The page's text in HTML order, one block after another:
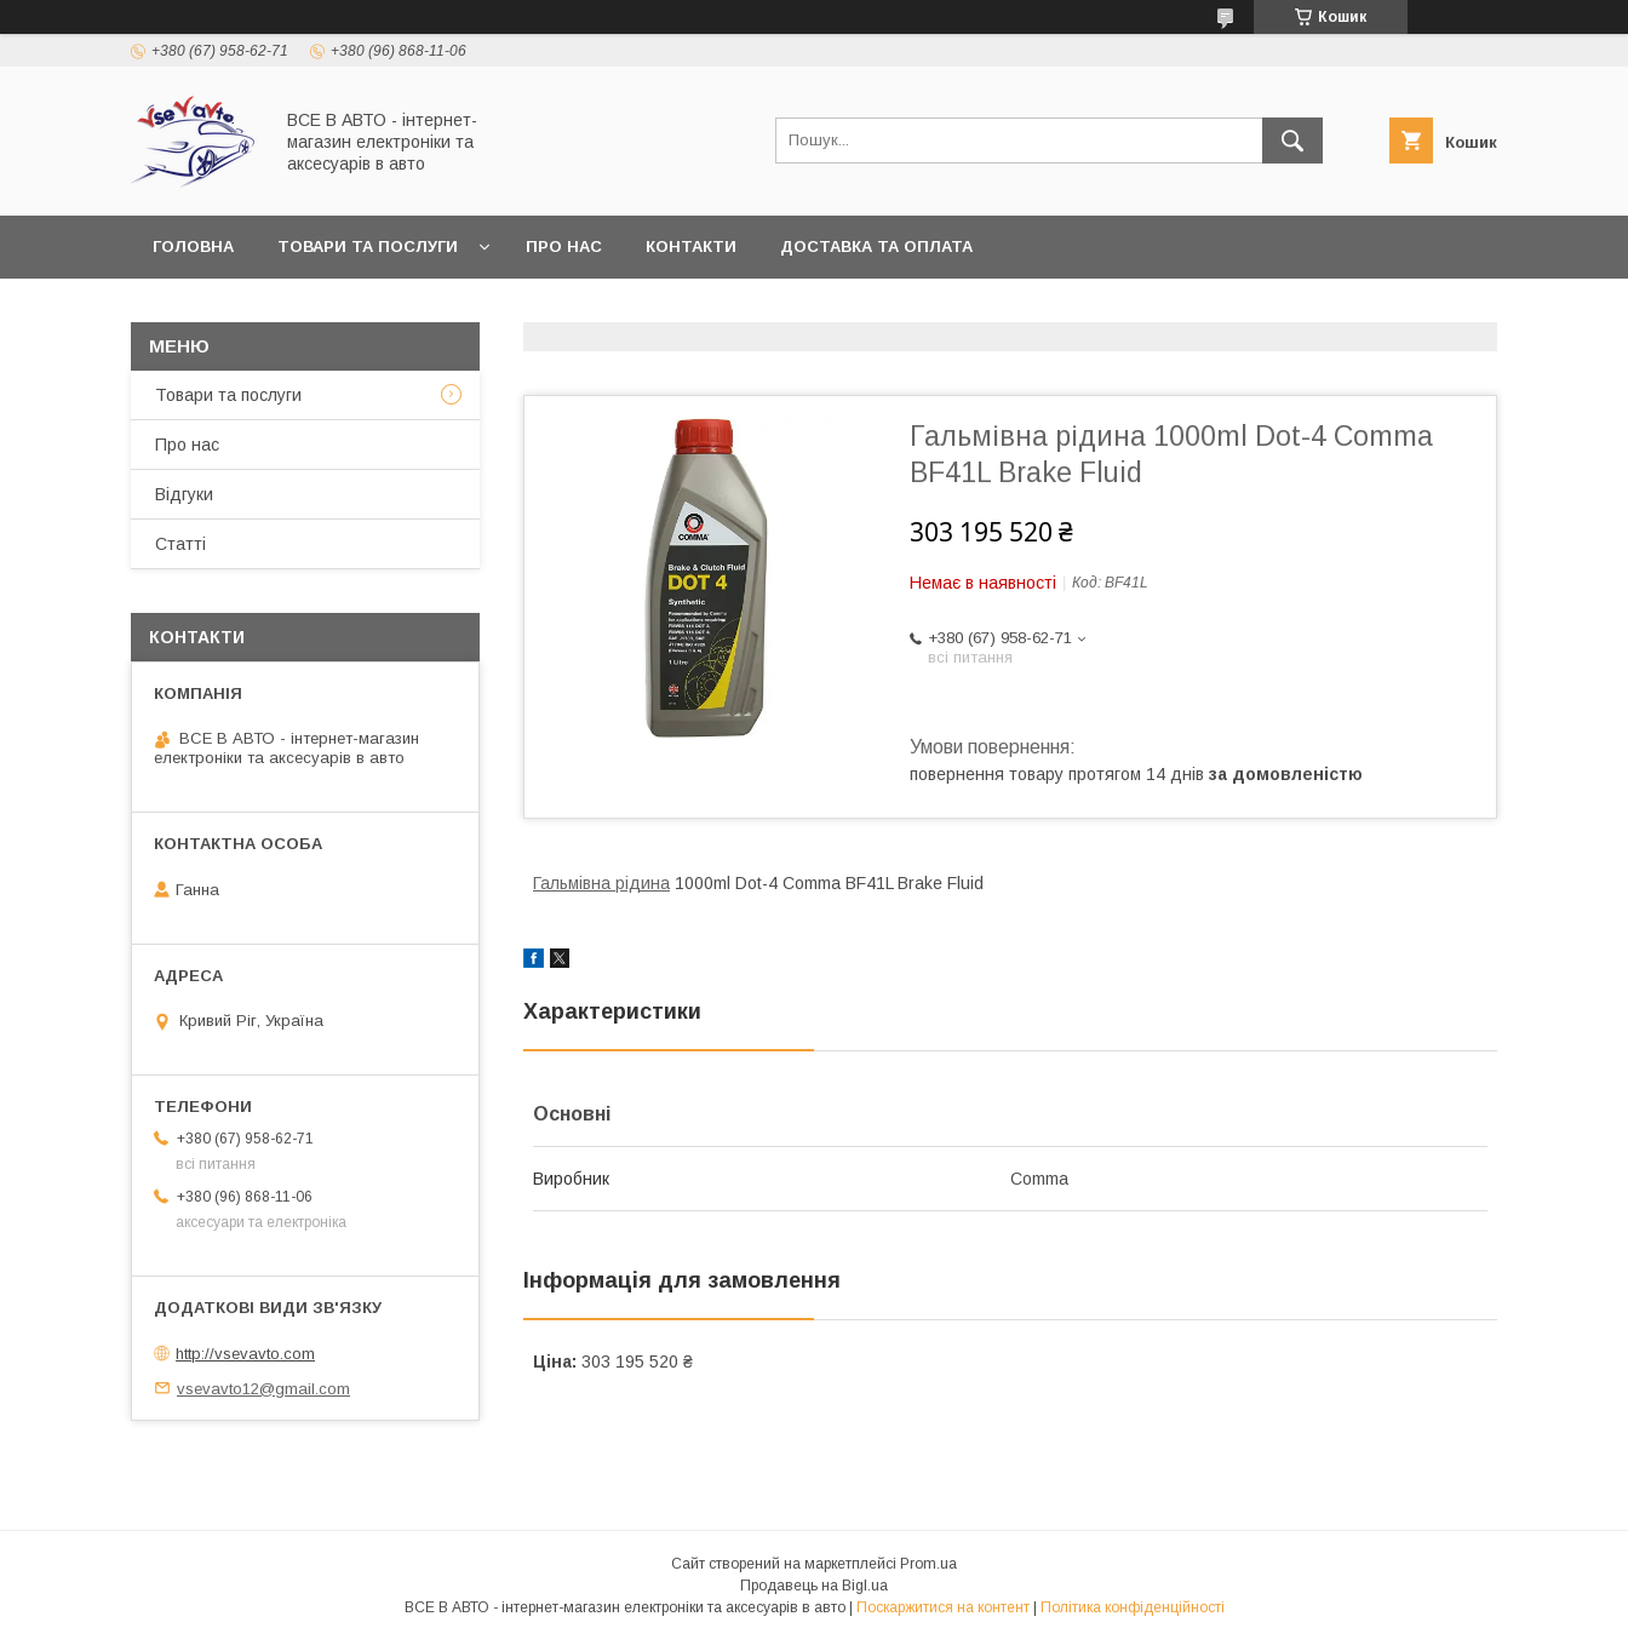
Кошик
+380 (67) 958-62-71 +380 (96) 868-11-06
ВСЕ В АВТО - інтернет-
магазин електроніки та
аксесуарів в авто
Кошик
ГОЛОВНА ТОВАРИ ТА ПОСЛУГИ ПРО НАС КОНТАКТИ ДОСТАВКА ТА ОПЛАТА
Гальмівна рідина 1000ml Dot-4 Comma
BF41L Brake Fluid
303 195 520 ₴
Немає в наявності Код: BF41L
+380 (67) 958-62-71
всі питання
повернення товару протягом 14 днів за домовленістю
Гальмівна рідина 1000ml Dot-4 Comma BF41L Brake Fluid
Характеристики
Основні
Виробник Comma
Інформація для замовлення
Ціна: 303 195 520 ₴
Товари та послуги
Про нас
Відгуки
Статті
КОНТАКТИ
ВСЕ В АВТО - інтернет-магазин
електроніки та аксесуарів в авто
Ганна
Кривий Ріг, Україна
+380 (67) 958-62-71
всі питання
+380 (96) 868-11-06
аксесуари та електроніка
http://vsevavto.com
vsevavto12@gmail.com
Сайт створений на маркетплейсі Prom.ua
Продавець на Bigl.ua
Поскаржитися на контент Політика конфіденційності